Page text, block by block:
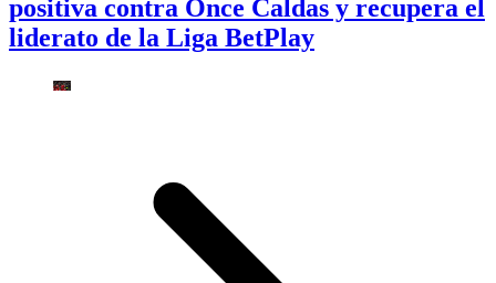
positiva contra Once Caldas y recupera el
liderato de la Liga BetPlay